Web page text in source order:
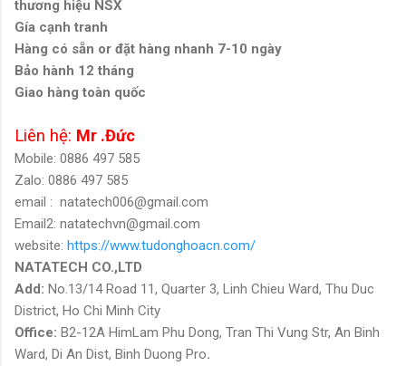
thương hiệu NSX
Gía cạnh tranh
Hàng có sẵn or đặt hàng nhanh 7-10 ngày
Bảo hành 12 tháng
Giao hàng toàn quốc
Liên hệ: Mr .Đức
Mobile: 0886 497 585
Zalo: 0886 497 585
email : natatech006@gmail.com
Email2: natatechvn@gmail.com
website: https://www.tudonghoacn.com/
NATATECH CO.,LTD
Add: No.13/14 Road 11, Quarter 3, Linh Chieu Ward, Thu Duc
District, Ho Chi Minh City
Office: B2-12A HimLam Phu Dong, Tran Thi Vung Str, An Binh
Ward, Di An Dist, Binh Duong Pro.